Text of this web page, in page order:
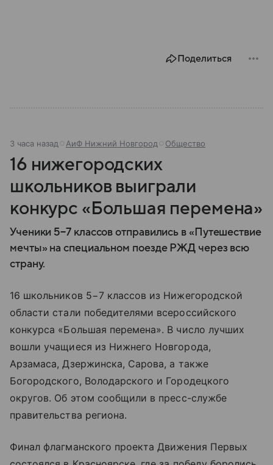
Поделиться
3 часа назад АиФ Нижний Новгород Общество
16 нижегородских
школьников выиграли
конкурс «Большая перемена»
Ученики 5−7 классов отправились в «Путешествие
мечты» на специальном поезде РЖД через всю
страну.
16 школьников 5−7 классов из Нижегородской
области стали победителями всероссийского
конкурса «Большая перемена». В число лучших
вошли учащиеся из Нижнего Новгорода,
Арзамаса, Дзержинска, Сарова, а также
Богородского, Володарского и Городецкого
округов. Об этом сообщили в пресс-службе
правительства региона.
Финал флагманского проекта Движения Первых